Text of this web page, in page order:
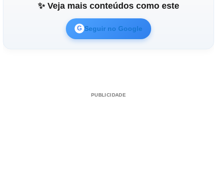
✨ Veja mais conteúdos como este
G Seguir no Google
PUBLICIDADE